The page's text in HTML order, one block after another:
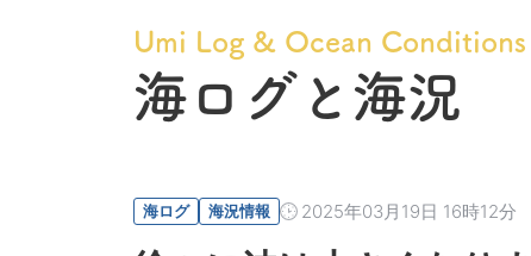
Umi Log & Ocean Conditions
海ログと海況
海ログ 海況情報 2025年03月19日 16時12分